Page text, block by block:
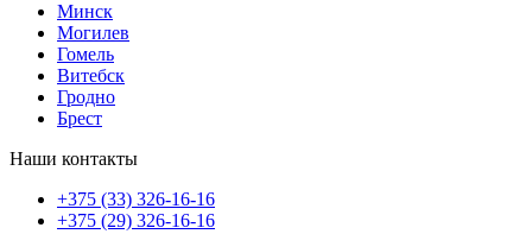
Минск
Могилев
Гомель
Витебск
Гродно
Брест
Наши контакты
+375 (33) 326-16-16
+375 (29) 326-16-16